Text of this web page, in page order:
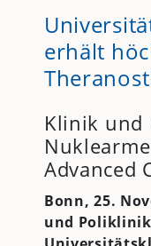
erhält
Klinik
Advanced
Bonn, 25.
und